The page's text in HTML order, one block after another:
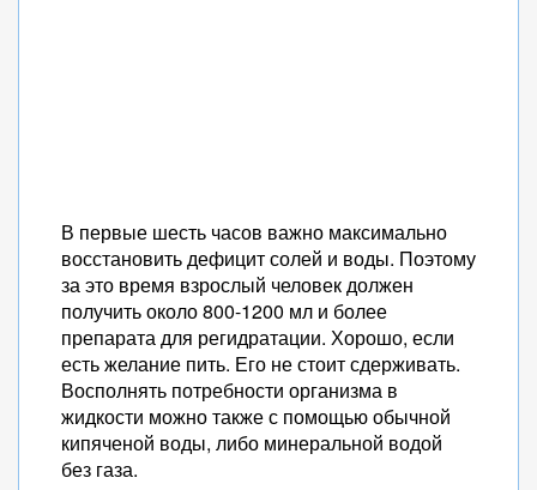
В первые шесть часов важно максимально
восстановить дефицит солей и воды. Поэтому
за это время взрослый человек должен
получить около 800-1200 мл и более
препарата для регидратации. Хорошо, если
есть желание пить. Его не стоит сдерживать.
Восполнять потребности организма в
жидкости можно также с помощью обычной
кипяченой воды, либо минеральной водой
без газа.